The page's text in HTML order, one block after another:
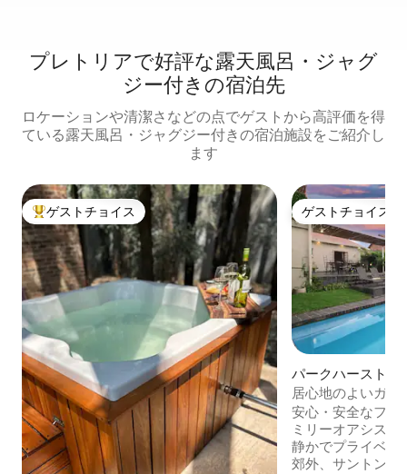
プレトリアで好評な露天風呂・ジャグ
ジー付きの宿泊先
ロケーションや清潔さなどの点でゲストから高評価を得
ている露天風呂・ジャグジー付きの宿泊施設をご紹介し
ます
大好評のゲストチョイスです。
ゲストチョイス ゲストチョイス
ゲストチョイス
パークハーストの
居心地のよいガー
ウス、Parkhurst
安心・安全なファ
ミリーオアシス、 レストランのメッカ、
静かでプライベー
郊外、サントン近